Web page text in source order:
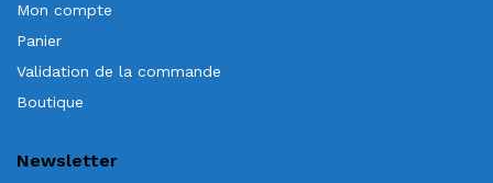
Mon compte
Panier
Validation de la commande
Boutique
Newsletter